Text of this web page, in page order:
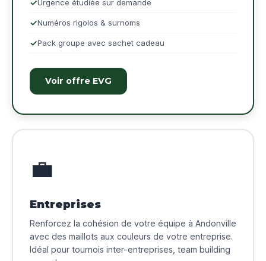
Urgence étudiée sur demande
Numéros rigolos & surnoms
Pack groupe avec sachet cadeau
Voir offre EVG
💼
Entreprises
Renforcez la cohésion de votre équipe à Andonville
avec des maillots aux couleurs de votre entreprise.
Idéal pour tournois inter-entreprises, team building